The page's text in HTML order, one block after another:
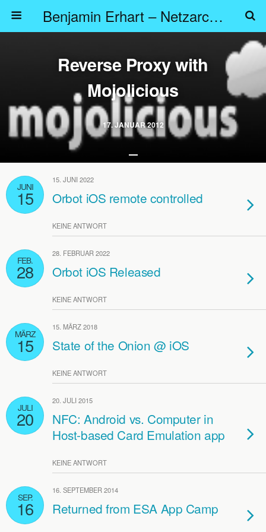
Benjamin Erhart – Netzarchitekt
17. JANUAR 2012
Reverse Proxy with
Mojolicious
JUNI
15
15. JUNI 2022
Orbot iOS remote controlled
KEINE ANTWORT
FEB.
28
28. FEBRUAR 2022
Orbot iOS Released
KEINE ANTWORT
MÄRZ
15
15. MÄRZ 2018
State of the Onion @ iOS
KEINE ANTWORT
JULI
20
20. JULI 2015
NFC: Android vs. Computer in
Host-based Card Emulation app
KEINE ANTWORT
SEP.
16
16. SEPTEMBER 2014
Returned from ESA App Camp